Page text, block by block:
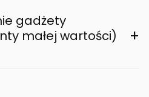
gadżety
małej wartości)
+